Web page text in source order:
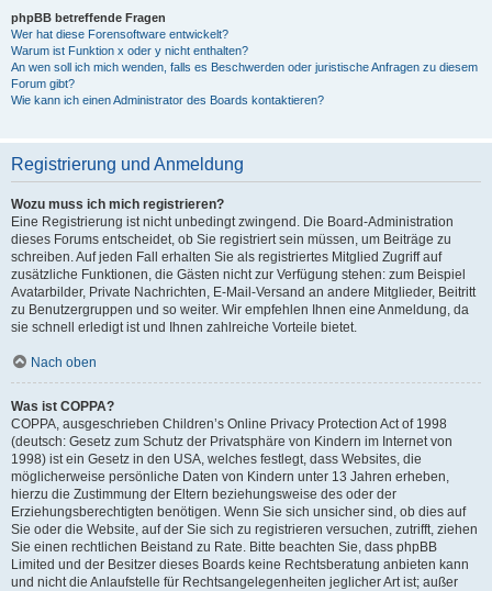
phpBB betreffende Fragen
Wer hat diese Forensoftware entwickelt?
Warum ist Funktion x oder y nicht enthalten?
An wen soll ich mich wenden, falls es Beschwerden oder juristische Anfragen zu diesem
Forum gibt?
Wie kann ich einen Administrator des Boards kontaktieren?
Registrierung und Anmeldung
Wozu muss ich mich registrieren?
Eine Registrierung ist nicht unbedingt zwingend. Die Board-Administration
dieses Forums entscheidet, ob Sie registriert sein müssen, um Beiträge zu
schreiben. Auf jeden Fall erhalten Sie als registriertes Mitglied Zugriff auf
zusätzliche Funktionen, die Gästen nicht zur Verfügung stehen: zum Beispiel
Avatarbilder, Private Nachrichten, E-Mail-Versand an andere Mitglieder, Beitritt
zu Benutzergruppen und so weiter. Wir empfehlen Ihnen eine Anmeldung, da
sie schnell erledigt ist und Ihnen zahlreiche Vorteile bietet.
Nach oben
Was ist COPPA?
COPPA, ausgeschrieben Children’s Online Privacy Protection Act of 1998
(deutsch: Gesetz zum Schutz der Privatsphäre von Kindern im Internet von
1998) ist ein Gesetz in den USA, welches festlegt, dass Websites, die
möglicherweise persönliche Daten von Kindern unter 13 Jahren erheben,
hierzu die Zustimmung der Eltern beziehungsweise des oder der
Erziehungsberechtigten benötigen. Wenn Sie sich unsicher sind, ob dies auf
Sie oder die Website, auf der Sie sich zu registrieren versuchen, zutrifft, ziehen
Sie einen rechtlichen Beistand zu Rate. Bitte beachten Sie, dass phpBB
Limited und der Besitzer dieses Boards keine Rechtsberatung anbieten kann
und nicht die Anlaufstelle für Rechtsangelegenheiten jeglicher Art ist; außer